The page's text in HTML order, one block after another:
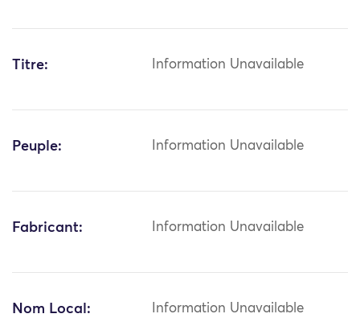
Titre: Information Unavailable
Peuple: Information Unavailable
Fabricant: Information Unavailable
Nom Local: Information Unavailable